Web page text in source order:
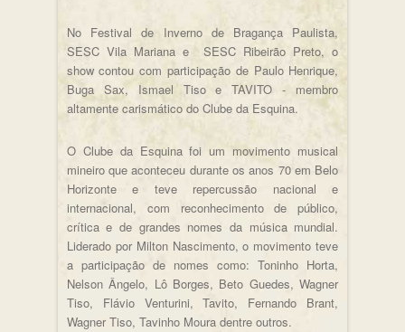
No Festival de Inverno de Bragança Paulista,
SESC Vila Mariana e SESC Ribeirão Preto, o
show contou com participação de Paulo Henrique,
Buga Sax, Ismael Tiso e TAVITO - membro
altamente carismático do Clube da Esquina.
O Clube da Esquina foi um movimento musical
mineiro que aconteceu durante os anos 70 em Belo
Horizonte e teve repercussão nacional e
internacional, com reconhecimento de público,
crítica e de grandes nomes da música mundial.
Liderado por Milton Nascimento, o movimento teve
a participação de nomes como: Toninho Horta,
Nelson Ângelo, Lô Borges, Beto Guedes, Wagner
Tiso, Flávio Venturini, Tavito, Fernando Brant,
Wagner Tiso, Tavinho Moura dentre outros.